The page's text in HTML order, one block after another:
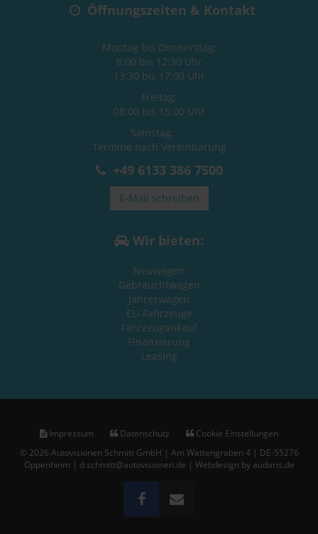
Öffnungszeiten & Kontakt
Montag bis Donnerstag:
8:00 bis 12:30 Uhr
13:30 bis 17:00 Uhr
Freitag:
08:00 bis 15:00 Uhr
Samstag:
Termine nach Vereinbarung
+49 6133 386 7500
E-Mail schreiben
Wir bieten:
Neuwagen
Gebrauchtwagen
Jahreswagen
EU-Fahrzeuge
Fahrzeugankauf
Finanzierung
Leasing
Impressum Datenschutz
Cookie Einstellungen
© 2026 Autovisionen Schmitt GmbH | Am Wattengraben 4 | DE-55276
Oppenheim | d.schmitt@autovisionen.de | Webdesign by audaris.de